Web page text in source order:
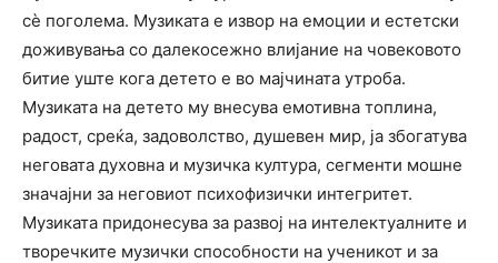
сѐ поголема. Музиката е извор на емоции и естетски
доживувања со далекосежно влијание на човековото
битие уште кога детето е во мајчината утроба.
Музиката на детето му внесува емотивна топлина,
радост, среќа, задоволство, душевен мир, ја збогатува
неговата духовна и музичка култура, сегменти мошне
значајни за неговиот психофизички интегритет.
Музиката придонесува за развој на интелектуалните и
творечките музички способности на ученикот и за